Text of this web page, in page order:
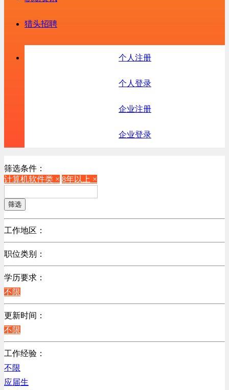
猎头招聘
个人注册
个人登录
企业注册
企业登录
筛选条件：
计算机软件类 × 8年以上 ×
筛选
工作地区：
不限
职位类别：
不限
机械制造/仪器仪表类
计算机硬件类
销售管理类
计算机软件类
贸易/物流/仓储/采购类
客服及凯发娱乐网址的技术支持类
高级管理类
电子/电器/半导体类
学历要求：
不限
更新时间：
不限
工作经验：
不限
应届生